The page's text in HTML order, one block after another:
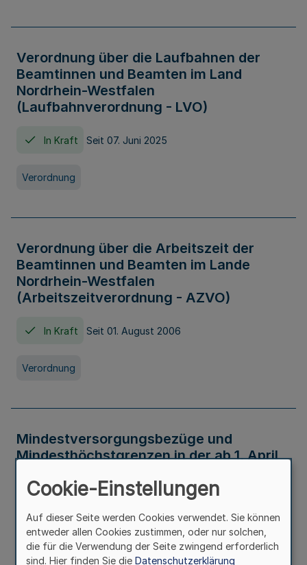
Verordnung über die Laufbahnen der
Beamtinnen und Beamten im Land
Nordrhein-Westfalen
(Laufbahnverordnung - LVO)
In Kraft Seit 07. Juni 2025
Verordnung
Verordnung über die Arbeitszeit der
Beamtinnen und Beamten im Lande
Nordrhein-Westfalen
(Arbeitszeitverordnung - AZVO)
In Kraft Seit 01. August 2006
Verordnung
Mindestversorgungsbezüge und
Mindesthöchstgrenzen in der ab 1. April
Verwaltungsvorschrift
Cookie-Einstellungen
Auf dieser Seite werden Cookies verwendet. Sie können
entweder allen Cookies zustimmen, oder nur solchen,
die für die Verwendung der Seite zwingend erforderlich
sind. Hier finden Sie die Datenschutzerklärung